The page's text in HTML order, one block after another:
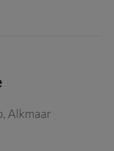
, Alkmaar